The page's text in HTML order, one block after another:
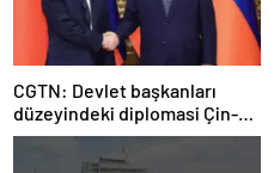
CGTN: Devlet başkanları
düzeyindeki diplomasi Çin-
Rusya arasındaki büyüyen
ortaklığı güçlendiriyor